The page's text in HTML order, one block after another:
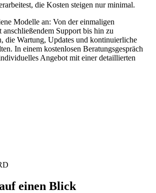
die Kosten steigen nur minimal.
Modelle an: Von der einmaligen
Support bis hin zu
die Wartung, Updates und kontinuierliche
In einem kostenlosen Beratungsgespräch
Angebot mit einer detaillierten
einen Blick